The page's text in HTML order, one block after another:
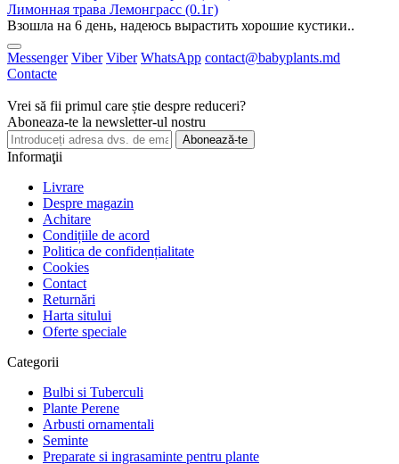
Лимонная трава Лемонграсс (0.1г)
Взошла на 6 день, надеюсь вырастить хорошие кустики..
Messenger Viber Viber WhatsApp contact@babyplants.md
Contacte
Vrei să fii primul care știe despre reduceri?
Aboneaza-te la newsletter-ul nostru
Abonează-te
Informaţii
Livrare
Despre magazin
Achitare
Condițiile de acord
Politica de confidențialitate
Cookies
Contact
Returnări
Harta sitului
Oferte speciale
Categorii
Bulbi si Tuberculi
Plante Perene
Arbusti ornamentali
Seminte
Preparate si ingrasaminte pentru plante